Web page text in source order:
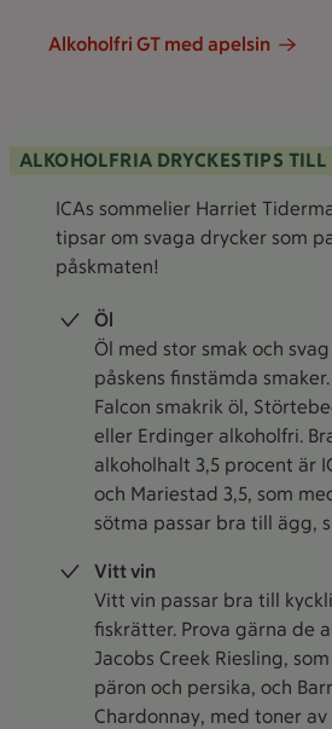
Alkoholfri GT med apelsin
ALKOHOLFRIA DRYCKESTIPS
ICAs sommelier Harriet
tipsar om svaga drycker som
påskmaten!
Öl
Öl med stor smak och
påskens finstämda
Falcon smakrik öl,
eller Erdinger alkoholfri.
alkoholhalt 3,5 procent är
och Mariestad 3,5, som
sötma passar bra till ägg,
Vitt vin
Vitt vin passar bra till
fiskrätter. Prova gärna de
Jacobs Creek Riesling,
päron och persika, och
Chardonnay, med toner